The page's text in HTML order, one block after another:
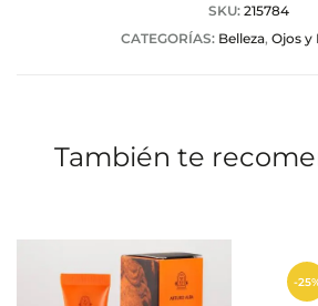
s
SKU: 215784
CATEGORÍAS: Belleza, Ojos y
También te
-